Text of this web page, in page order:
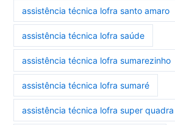
assistência técnica lofra santo amaro
assistência técnica lofra saúde
assistência técnica lofra sumarezinho
assistência técnica lofra sumaré
assistência técnica lofra super